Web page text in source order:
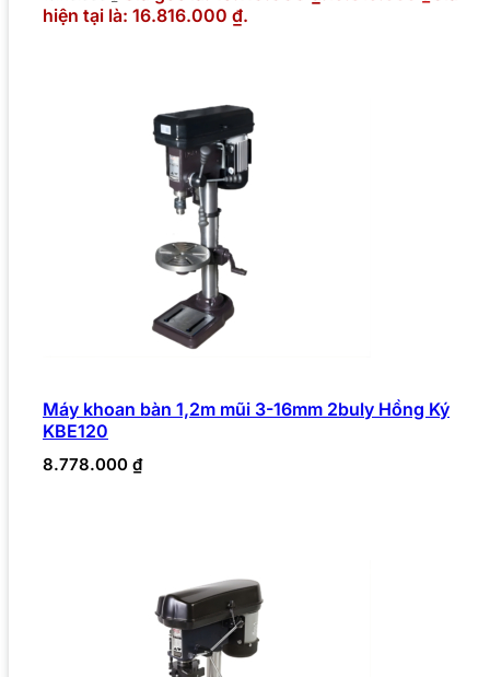
hiện tại là: 16.816.000 ₫.
Máy khoan bàn 1,2m mũi 3-16mm 2buly Hồng Ký
KBE120
8.778.000 ₫